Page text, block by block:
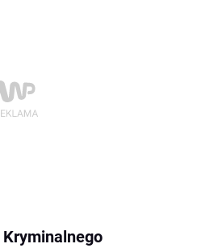
Kryminalnego